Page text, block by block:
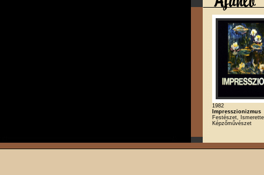
1982
Impresszionizmus
Festészet,
Képzőművészet